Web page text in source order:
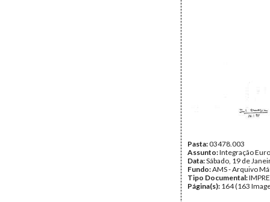
Pasta:03478.003
Assunto:Integração
Data:Sábado, 19 de
Fundo:AMS - Arquivo
Tipo Documental:
Página(s): 164 (163